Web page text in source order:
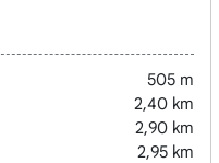
505 m
2,40 km
2,90 km
2,95 km